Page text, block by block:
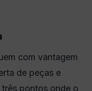
com vantagem
de peças e
pontos onde o